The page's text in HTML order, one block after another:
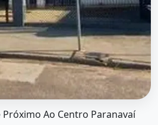
Próximo Ao Centro Paranavaí